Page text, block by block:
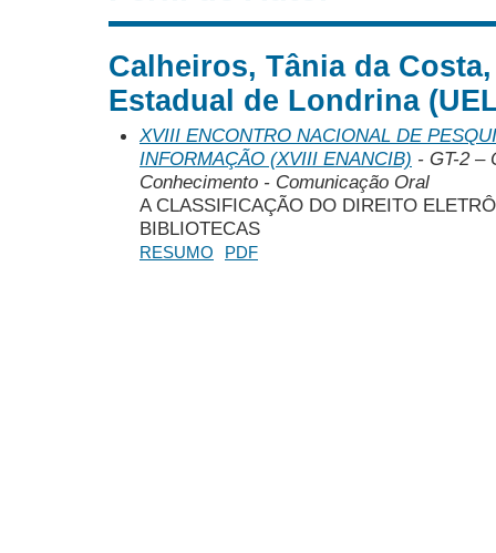
Calheiros, Tânia da
Estadual de Londrina
XVIII ENCONTRO NACIONAL DE
INFORMAÇÃO (XVIII ENANCIB) - GT-2 –
Conhecimento - Comunicação Oral
A CLASSIFICAÇÃO DO DIREITO
BIBLIOTECAS
RESUMO PDF